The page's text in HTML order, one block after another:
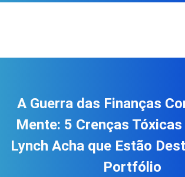
A Guerra das Finanças
Mente: 5 Crenças
Lynch Acha que Estão
Portfólio